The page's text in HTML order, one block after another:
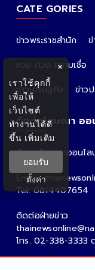
CATE GORIES
ข่าวพระราชสำนัก
หวย ดวง ความเชื่อ
ข่าวเศรษฐกิจ
ข่าว
ติดต่อโฆษณา ออ
ติดต่อโฆษณาออนไล
คุณอ้อ
Email :
Tel: 0814407654
ติดต่อฝ่ายข่าว
โทร. 02-338-3333
×
เราใช้คุกกี้
เพื่อให้
เว็บไซต์
ทำงานได้ดี
ขึ้น เพิ่มเติม
ยอมรับ
ตั้งค่า